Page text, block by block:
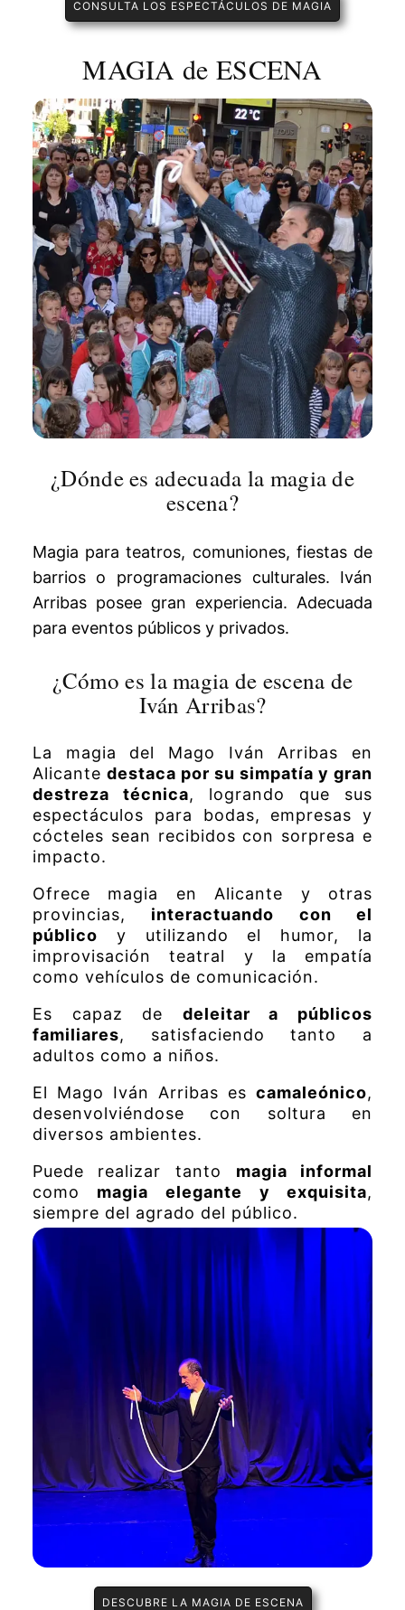
CONSULTA LOS ESPECTÁCULOS DE MAGIA
MAGIA de ESCENA
¿Dónde es adecuada la magia de
escena?
Magia para teatros, comuniones, fiestas de
barrios o programaciones culturales. Iván
Arribas posee gran experiencia. Adecuada
para eventos públicos y privados.
¿Cómo es la magia de escena de
Iván Arribas?
La magia del Mago Iván Arribas en
Alicante destaca por su simpatía y gran
destreza técnica, logrando que sus
espectáculos para bodas, empresas y
cócteles sean recibidos con sorpresa e
impacto.
Ofrece magia en Alicante y otras
provincias, interactuando con el
público y utilizando el humor, la
improvisación teatral y la empatía
como vehículos de comunicación.
Es capaz de deleitar a públicos
familiares, satisfaciendo tanto a
adultos como a niños.
El Mago Iván Arribas escamaleónico,
desenvolviéndose con soltura en
diversos ambientes.
Puede realizar tanto magia informal
como magia elegante y exquisita,
siempre del agrado del público.
DESCUBRE LA MAGIA DE ESCENA